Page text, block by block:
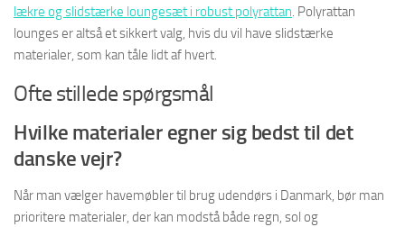
lækre og slidstærke loungesæt i robust polyrattan. Polyrattan
lounges er altså et sikkert valg, hvis du vil have slidstærke
materialer, som kan tåle lidt af hvert.
Ofte stillede spørgsmål
Hvilke materialer egner sig bedst til det
danske vejr?
Når man vælger havemøbler til brug udendørs i Danmark, bør man
prioritere materialer, der kan modstå både regn, sol og